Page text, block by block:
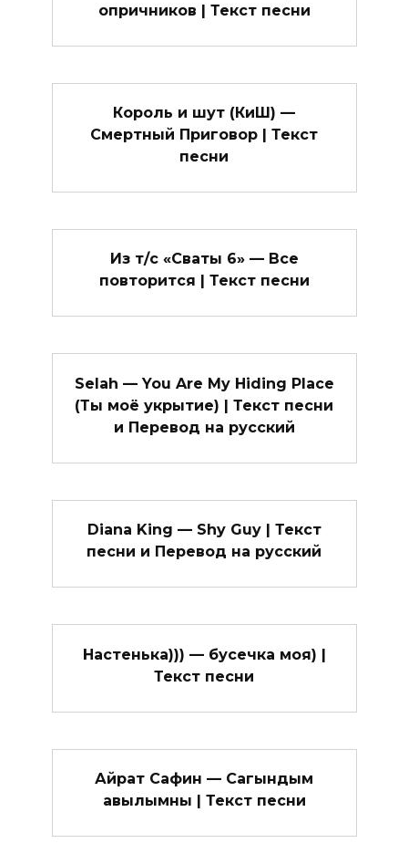
опричников | Текст песни
Король и шут (КиШ) —
Смертный Приговор | Текст
песни
Из т/с «Сваты 6» — Все
повторится | Текст песни
Selah — You Are My Hiding Place
(Ты моё укрытие) | Текст песни
и Перевод на русский
Diana King — Shy Guy | Текст
песни и Перевод на русский
Настенька))) — бусечка моя) |
Текст песни
Айрат Сафин — Сагындым
авылымны | Текст песни